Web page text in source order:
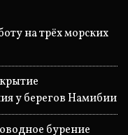
на трёх морских
у берегов Намибии
бурение